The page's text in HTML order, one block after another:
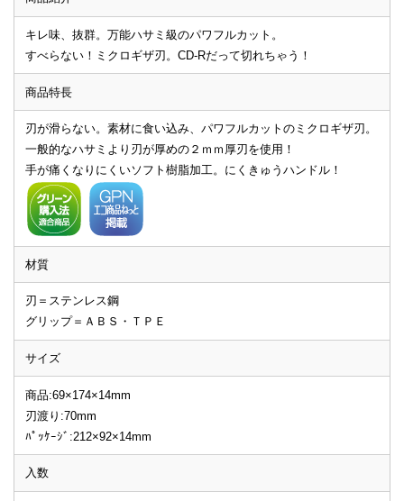
キレ味、抜群。万能ハサミ級のパワフルカット。
すべらない！ミクロギザ刃。CD-Rだって切れちゃう！
商品特長
刃が滑らない。素材に食い込み、パワフルカットのミクロギザ刃。
一般的なハサミより刃が厚めの２ｍｍ厚刃を使用！
手が痛くなりにくいソフト樹脂加工。にくきゅうハンドル！
材質
刃＝ステンレス鋼
グリップ＝ＡＢＳ・ＴＰＥ
サイズ
商品:69×174×14mm
刃渡り:70mm
ﾊﾟｯｹｰｼﾞ:212×92×14mm
入数